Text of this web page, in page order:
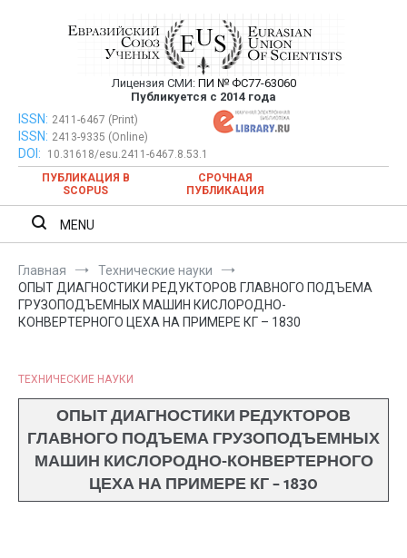
Евразийский Союз Ученых —
публикация научных статей в
ежемесячном научном журнале
Лицензия СМИ: ПИ № ФС77-63060
Публикуется с 2014 года
Евразийский Союз Ученых — публикация научных статей в
ежемесячном научном журнале
ISSN: 2411-6467 (Print)
ISSN: 2413-9335 (Online)
DOI:
10.31618/esu.2411-6467.8.53.1
ПУБЛИКАЦИЯ В
SCOPUS
СРОЧНАЯ
ПУБЛИКАЦИЯ
MENU
Главная
Технические науки
ОПЫТ ДИАГНОСТИКИ РЕДУКТОРОВ ГЛАВНОГО ПОДЪЕМА
ГРУЗОПОДЪЕМНЫХ МАШИН КИСЛОРОДНО-
КОНВЕРТЕРНОГО ЦЕХА НА ПРИМЕРЕ КГ – 1830
ТЕХНИЧЕСКИЕ НАУКИ
ОПЫТ ДИАГНОСТИКИ РЕДУКТОРОВ
ГЛАВНОГО ПОДЪЕМА ГРУЗОПОДЪЕМНЫХ
МАШИН КИСЛОРОДНО-КОНВЕРТЕРНОГО
ЦЕХА НА ПРИМЕРЕ КГ – 1830